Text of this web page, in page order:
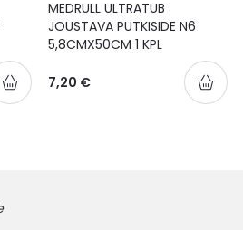
MEDRULL ULTRATUB
JOUSTAVA PUTKISIDE N6
5,8CMX50CM 1 KPL
7,20 €